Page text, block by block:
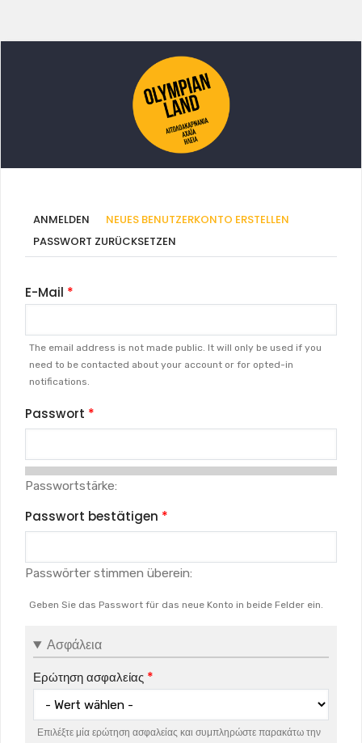
Primäre
Reiter
ANMELDEN NEUES BENUTZERKONTO ERSTELLEN
PASSWORT ZURÜCKSETZEN
E-Mail
The email address is not made public. It will only be used if you
need to be contacted about your account or for opted-in
notifications.
Passwort
Passwortstärke:
Passwort bestätigen
Passwörter stimmen überein:
Geben Sie das Passwort für das neue Konto in beide Felder ein.
Ασφάλεια
Ερώτηση ασφαλείας
Επιλέξτε μία ερώτηση ασφαλείας και συμπληρώστε παρακάτω την